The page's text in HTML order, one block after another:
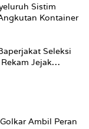
Sistim
Kontainer
Seleksi
Jejak
Ambil Peran